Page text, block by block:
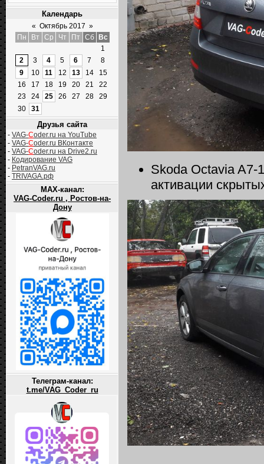
Календарь
« Октябрь 2017 »
Пн
Вт Ср Чт Пт Сб
Вс
1
2
3 4 5 6 7
8
9
10 11 12 13 14
15
16
17 18 19 20 21
22
23
24 25 26 27 28
29
30
31
Друзья сайта
- VAG-Coder.ru на YouTube
- VAG-Coder.ru ВКонтакте
- VAG-Coder.ru на Drive2.ru
- Кодирование VAG
- PetranVAG.ru
- TRIVAGA.рф
MAX-канал:
VAG-Coder.ru , Ростов-на-
Дону
Телеграм-канал:
t.me/VAG_Coder_ru
Skoda Octavia
активации